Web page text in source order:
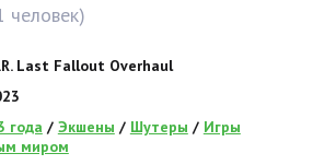
человек)
Last Fallout Overhaul
года / Экшены / Шутеры / Игры
миром